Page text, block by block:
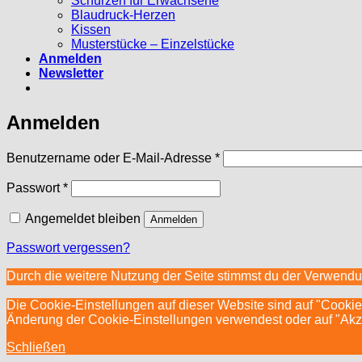
Blaudruck-Herzen
Kissen
Musterstücke – Einzelstücke
Anmelden
Newsletter
Anmelden
Benutzername oder E-Mail-Adresse *Erforderlich
Passwort*Erforderlich
Angemeldet bleiben Anmelden
Passwort vergessen?
Durch die weitere Nutzung der Seite stimmst du der
Die Cookie-Einstellungen auf dieser Website sind auf
Änderung der Cookie-Einstellungen verwendest oder auf
Schließen